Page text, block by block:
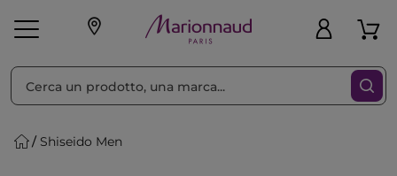
Make-up
Shiseido Men
Ordina per Filtra